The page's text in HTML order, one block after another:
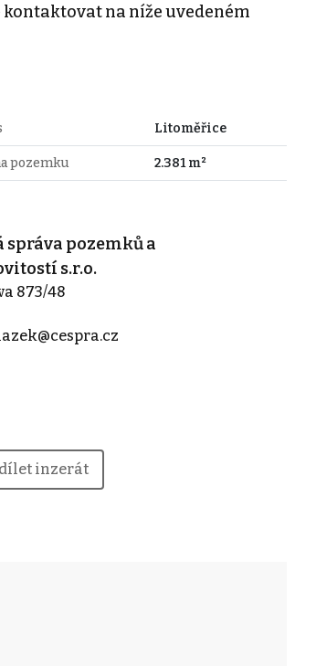
na níže uvedeném
Litoměřice
pozemku 2.381 m²
správa pozemků a
s.r.o.
873/48
inzerát